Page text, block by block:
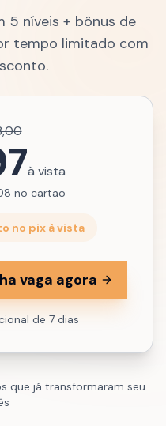
níveis + bônus de
tempo limitado com
à vista
no cartão
no pix à vista
vaga agora
de 7 dias
que já transformaram seu